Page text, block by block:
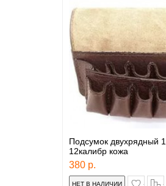
Подсумок двухрядный
12калибр кожа
380 р.
в